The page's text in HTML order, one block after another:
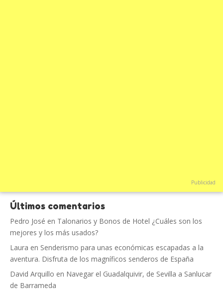
Publicidad
Últimos comentarios
Pedro José en Talonarios y Bonos de Hotel ¿Cuáles son los
mejores y los más usados?
Laura en Senderismo para unas económicas escapadas a la
aventura. Disfruta de los magníficos senderos de España
David Arquillo en Navegar el Guadalquivir, de Sevilla a Sanlucar
de Barrameda